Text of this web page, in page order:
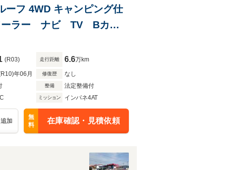
ーフ 4WD キャンピング仕
ーラー ナビ TV Bカメ
(R03) 走行距離 6.6万km
年06月 修復歴 なし
整備 法定整備付
ミッション インパネ4AT
加
無
料
在庫確認・見積依頼